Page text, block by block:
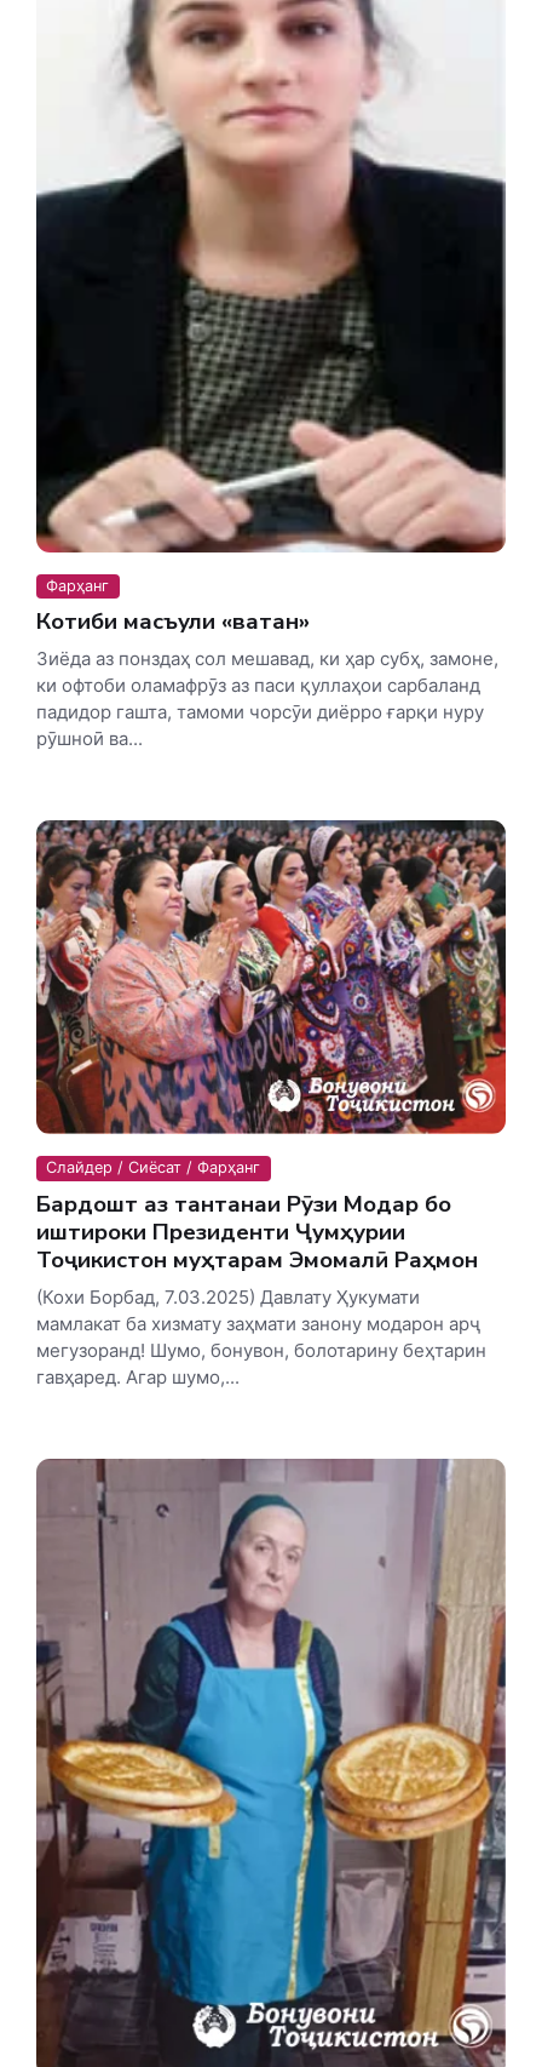
Фарҳанг
Котиби масъули «ватан»
Зиёда аз понздаҳ сол мешавад, ки ҳар субҳ, замоне,
ки офтоби оламафрӯз аз паси қуллаҳои сарбаланд
падидор гашта, тамоми чорсӯи диёрро ғарқи нуру
рӯшноӣ ва...
Слайдер / Сиёсат / Фарҳанг
Бардошт аз тантанаи Рӯзи Модар бо
иштироки Президенти Ҷумҳурии
Тоҷикистон муҳтарам Эмомалӣ Раҳмон
(Кохи Борбад, 7.03.2025) Давлату Ҳукумати
мамлакат ба хизмату заҳмати занону модарон арҷ
мегузоранд! Шумо, бонувон, болотарину беҳтарин
гавҳаред. Агар шумо,...